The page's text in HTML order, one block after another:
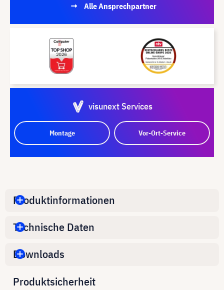
Alle Ansprechpartner
visunext Services
Montage Vor-Ort-Service
Produktinformationen
Technische Daten
Downloads
Produktsicherheit